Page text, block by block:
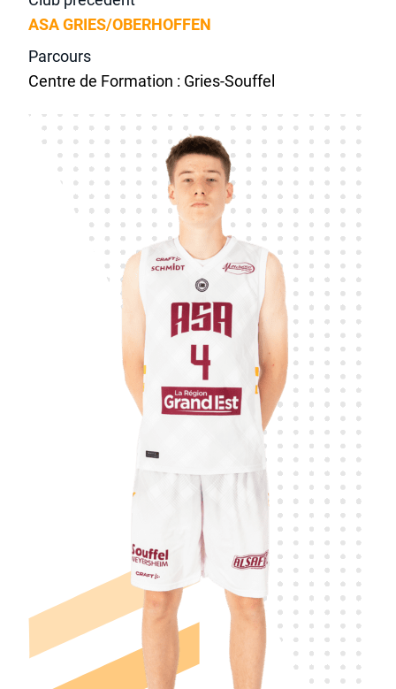
ASA GRIES/OBERHOFFEN
Parcours
Centre de Formation : Gries-Souffel